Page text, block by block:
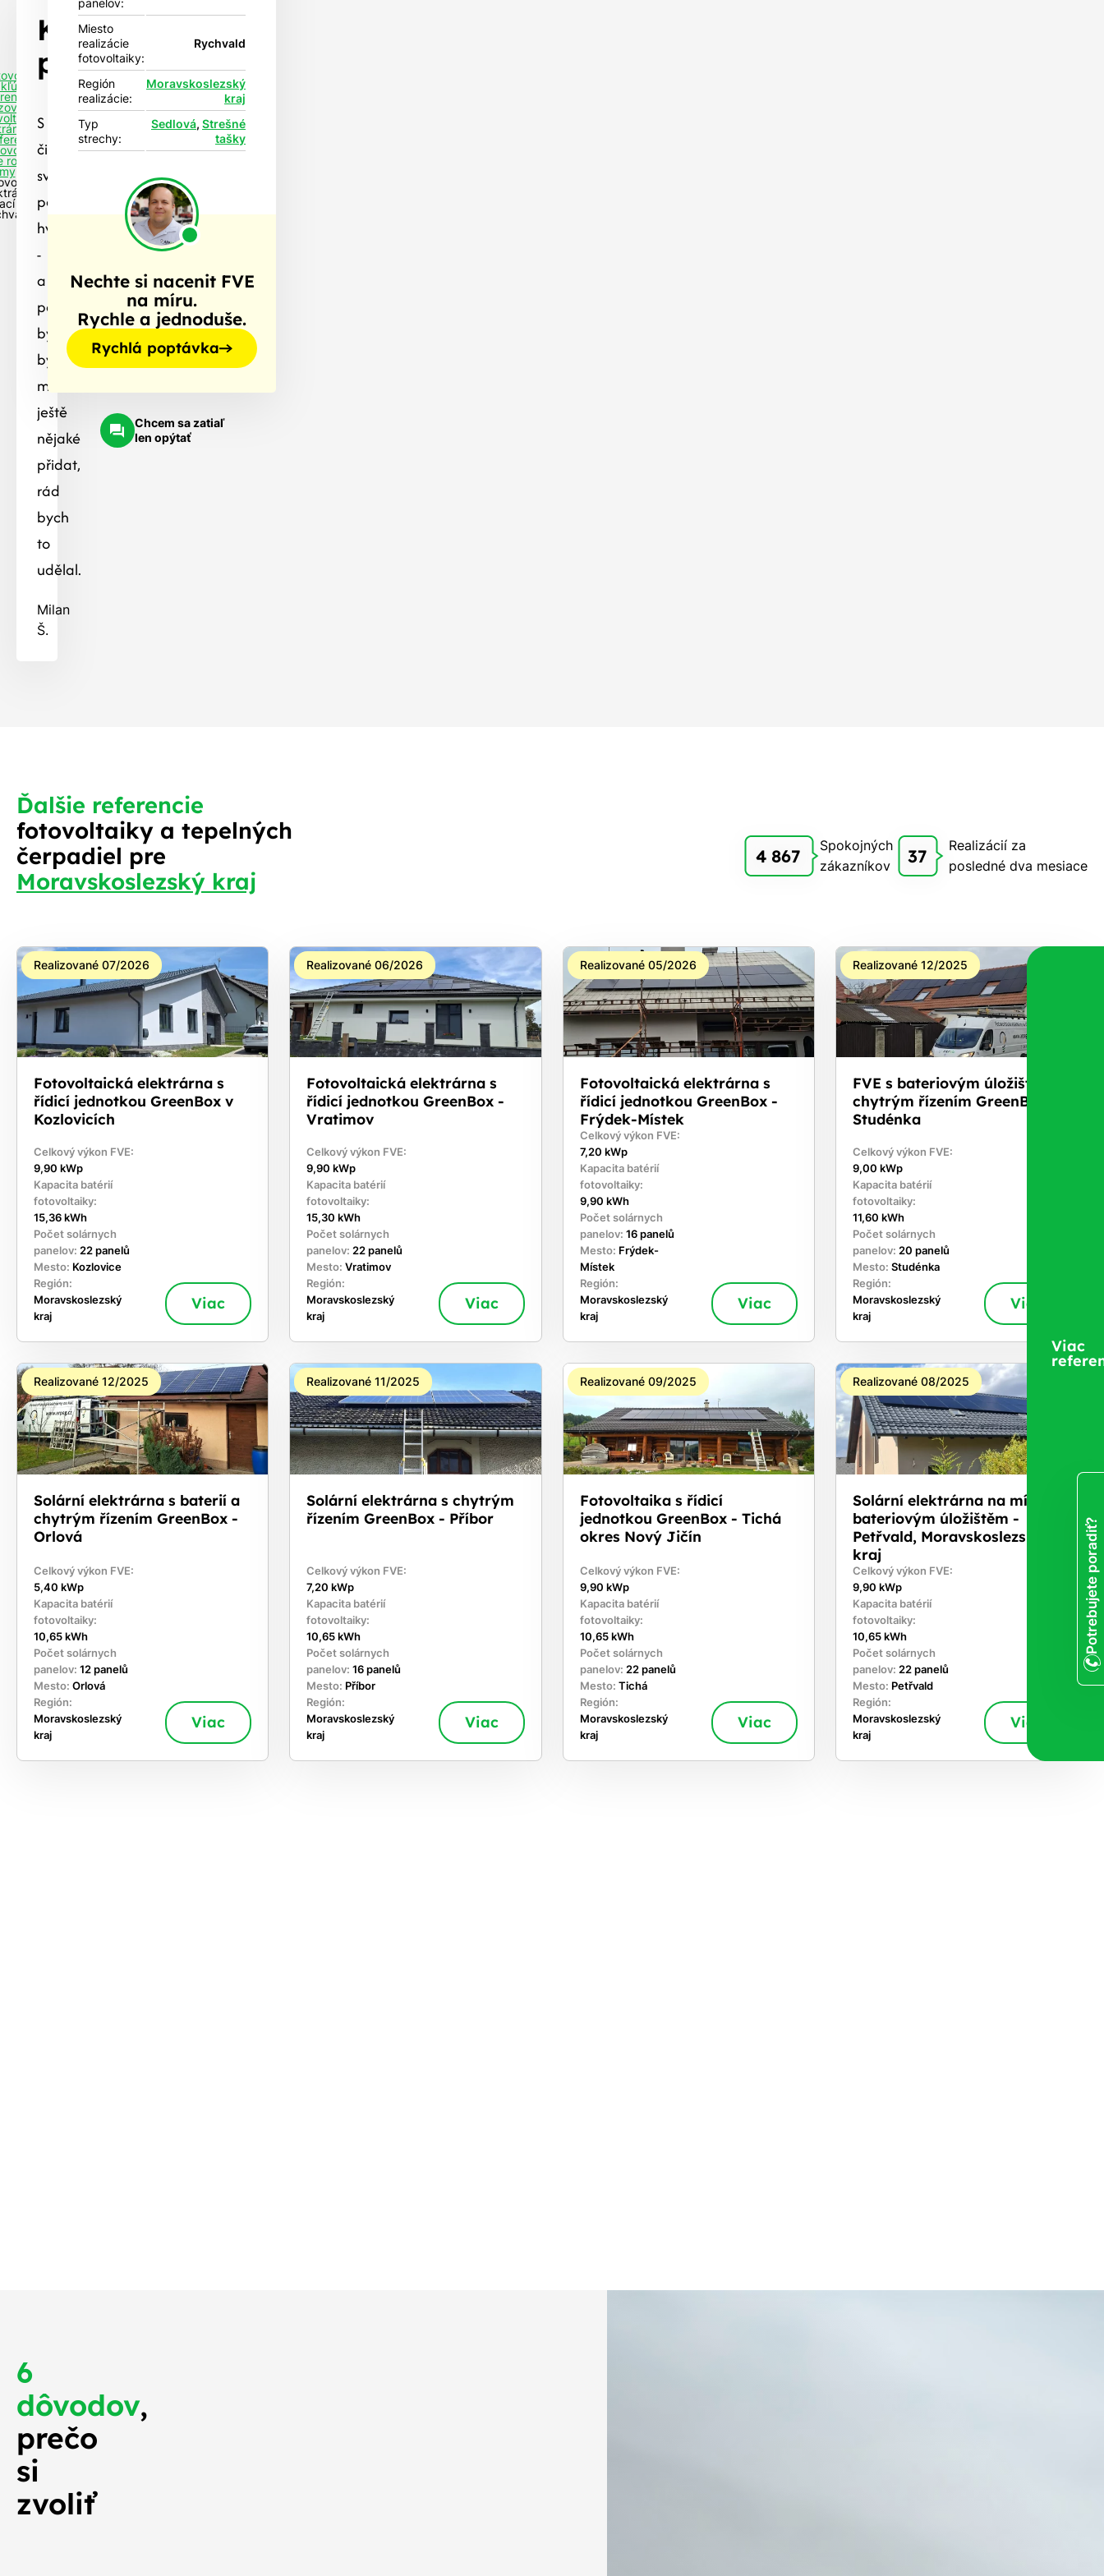
Rychvald
rodinné
s
NZÚ-
Klient
povedal
S
čistým
svědomím
pět
hvězdiček
-
a
pokud
by
bylo
možné
ještě
nějaké
přidat,
rád
bych
to
udělal.
Milan
Š.
panelov:
Miesto
realizácie
fotovoltaiky:
Rychvald
Región
realizácie:
Moravskoslezský
kraj
Typ
strechy:
Sedlová, Strešné
tašky
Nechte si nacenit FVE
na míru.
Rychle a jednoduše.
Rychlá poptávka
Chcem sa zatiaľ
len opýtať
Ďalšie referencie
fotovoltaiky a tepelných
čerpadiel pre
Moravskoslezský kraj
4 867
Spokojných
zákazníkov
37
Realizácií za
posledné dva mesiace
Realizované 07/2026
Fotovoltaická elektrárna s
řídicí jednotkou GreenBox v
Kozlovicích
Celkový výkon FVE:
9,90 kWp
Kapacita batérií
fotovoltaiky:
15,36 kWh
Počet solárnych
panelov: 22 panelů
Mesto: Kozlovice
Región:
Moravskoslezský
kraj
Viac
Realizované 06/2026
Fotovoltaická elektrárna s
řídicí jednotkou GreenBox -
Vratimov
Celkový výkon FVE:
9,90 kWp
Kapacita batérií
fotovoltaiky:
15,30 kWh
Počet solárnych
panelov:22 panelů
Mesto:Vratimov
Región:
Moravskoslezský
kraj
Viac
Realizované 05/2026
Fotovoltaická elektrárna s
řídicí jednotkou GreenBox -
Frýdek-Místek
Celkový výkon FVE:
7,20 kWp
Kapacita batérií
fotovoltaiky:
9,90 kWh
Počet solárnych
panelov: 16 panelů
Mesto: Frýdek-
Místek
Región:
Moravskoslezský
kraj
Viac
Realizované 12/2025
FVE s bateriovým úložištěm a
chytrým řízením GreenBox -
Studénka
Celkový výkon FVE:
9,00 kWp
Kapacita batérií
fotovoltaiky:
11,60 kWh
Počet solárnych
panelov: 20 panelů
Mesto: Studénka
Región:
Moravskoslezský
kraj
Viac
Realizované 12/2025
Solární elektrárna s baterií a
chytrým řízením GreenBox -
Orlová
Celkový výkon FVE:
5,40 kWp
Kapacita batérií
fotovoltaiky:
10,65 kWh
Počet solárnych
panelov: 12 panelů
Mesto: Orlová
Región:
Moravskoslezský
kraj
Viac
Realizované 11/2025
Solární elektrárna s chytrým
řízením GreenBox - Příbor
Celkový výkon FVE:
7,20 kWp
Kapacita batérií
fotovoltaiky:
10,65 kWh
Počet solárnych
panelov:16 panelů
Mesto: Příbor
Región:
Moravskoslezský
kraj
Viac
Realizované 09/2025
Fotovoltaika s řídicí
jednotkou GreenBox - Tichá
okres Nový Jičín
Celkový výkon FVE:
9,90 kWp
Kapacita batérií
fotovoltaiky:
10,65 kWh
Počet solárnych
panelov: 22 panelů
Mesto: Tichá
Región:
Moravskoslezský
kraj
Viac
Realizované 08/2025
Solární elektrárna na míru s
bateriovým úložištěm -
Petřvald, Moravskoslezský
kraj
Celkový výkon FVE:
9,90 kWp
Kapacita batérií
fotovoltaiky:
10,65 kWh
Počet solárnych
panelov: 22 panelů
Mesto: Petřvald
Región:
Moravskoslezský
kraj
Viac
Viac
6
dôvodov,
prečo
si
zvoliť
Potrebujete poradiť?